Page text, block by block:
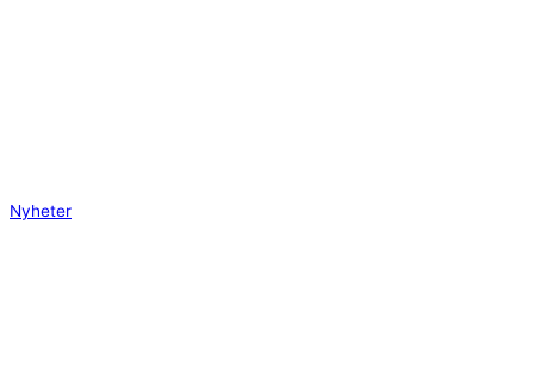
Nyheter